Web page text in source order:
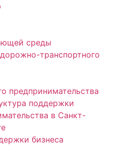
среды
транспортного
предпринимательства
поддержки
в Санкт-
бизнеса